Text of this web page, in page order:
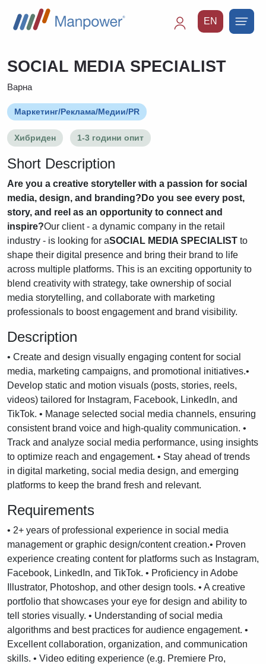
EN
SOCIAL MEDIA SPECIALIST
Варна
Маркетинг/Реклама/Медии/PR
Хибриден 1-3 години опит
Short Description
Are you a creative storyteller with a passion for social
media, design, and branding? Do you see every post,
story, and reel as an opportunity to connect and
inspire?Our client - a dynamic company in the retail
industry - is looking for aSOCIAL MEDIA SPECIALIST to
shape their digital presence and bring their brand to life
across multiple platforms. This is an exciting opportunity to
blend creativity with strategy, take ownership of social
media storytelling, and collaborate with marketing
professionals to boost engagement and brand visibility.
Description
• Create and design visually engaging content for social
media, marketing campaigns, and promotional initiatives.•
Develop static and motion visuals (posts, stories, reels,
videos) tailored for Instagram, Facebook, LinkedIn, and
TikTok. • Manage selected social media channels, ensuring
consistent brand voice and high-quality communication. •
Track and analyze social media performance, using insights
to optimize reach and engagement. • Stay ahead of trends
in digital marketing, social media design, and emerging
platforms to keep the brand fresh and relevant.
Requirements
• 2+ years of professional experience in social media
management or graphic design/content creation.• Proven
experience creating content for platforms such as Instagram,
Facebook, LinkedIn, and TikTok. • Proficiency in Adobe
Illustrator, Photoshop, and other design tools. • A creative
portfolio that showcases your eye for design and ability to
tell stories visually. • Understanding of social media
algorithms and best practices for audience engagement. •
Excellent collaboration, organization, and communication
skills. • Video editing experience (e.g. Premiere Pro,